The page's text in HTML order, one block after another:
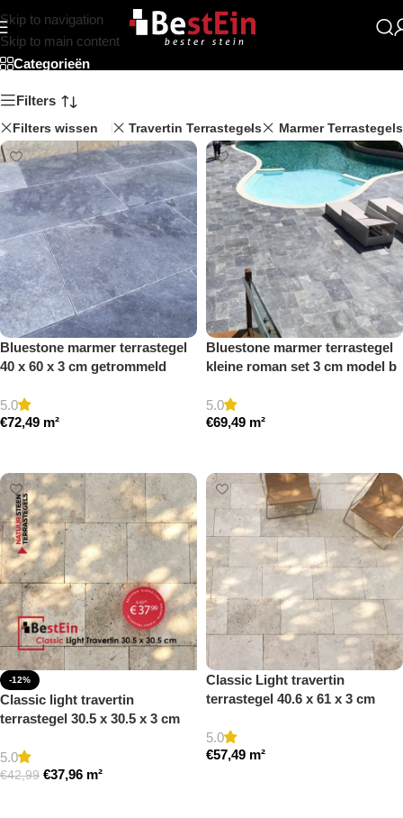
Skip to navigation
Skip to main content
Beststein
Categorieën
Filters
Filters wissen Travertin Terrastegels Marmer Terrastegels
Bluestone marmer terrastegel
40 x 60 x 3 cm getrommeld
5.0
€72,49 m²
Bluestone marmer terrastegel
kleine roman set 3 cm model b
5.0
€69,49 m²
-12%
Classic light travertin
terrastegel 30.5 x 30.5 x 3 cm
5.0
€42,99 €37,96 m²
Classic Light travertin
terrastegel 40.6 x 61 x 3 cm
5.0
€57,49 m²